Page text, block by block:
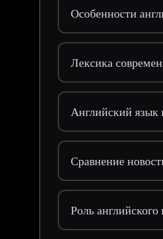
Особенности
Лексика
Английский язык
Сравнение
Роль